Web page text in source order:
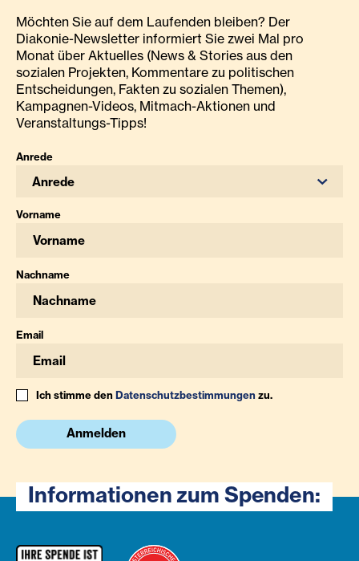
Möchten Sie auf dem Laufenden bleiben? Der
Diakonie-Newsletter informiert Sie zwei Mal pro
Monat über Aktuelles (News & Stories aus den
sozialen Projekten, Kommentare zu politischen
Entscheidungen, Fakten zu sozialen Themen),
Kampagnen-Videos, Mitmach-Aktionen und
Veranstaltungs-Tipps!
Anrede
Anrede
Vorname
Nachname
Email
Ich stimme denDatenschutzbestimmungenzu.
Anmelden
Informationen zum Spenden: